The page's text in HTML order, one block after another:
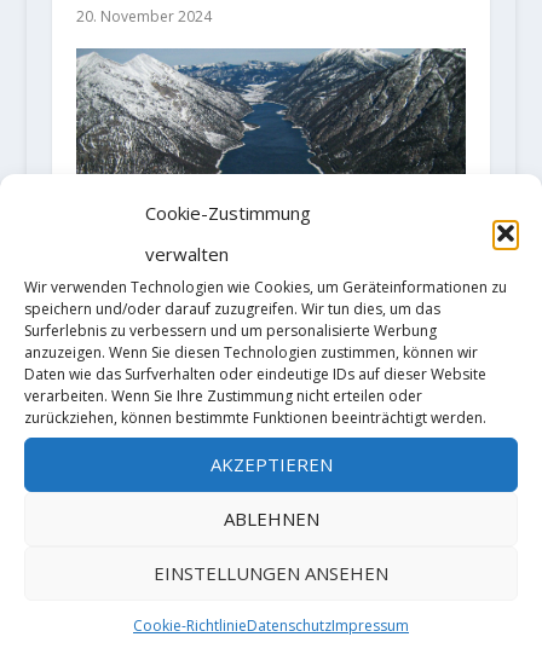
Cookie-Zustimmung
verwalten
Wir verwenden Technologien wie Cookies, um Geräteinformationen zu
speichern und/oder darauf zuzugreifen. Wir tun dies, um das
Surferlebnis zu verbessern und um personalisierte Werbung
anzuzeigen. Wenn Sie diesen Technologien zustimmen, können wir
Daten wie das Surfverhalten oder eindeutige IDs auf dieser Website
verarbeiten. Wenn Sie Ihre Zustimmung nicht erteilen oder
zurückziehen, können bestimmte Funktionen beeinträchtigt werden.
AKZEPTIEREN
ABLEHNEN
EINSTELLUNGEN ANSEHEN
Cookie-RichtlinieDatenschutzImpressum
20. November 2024
Maut für Pistengeher auf
Skipisten in Tirol?
21. Januar 2020
Deine E-Mail-Adresse wird nicht
veröffentlicht. Erforderliche Felder
sind mit*markiert